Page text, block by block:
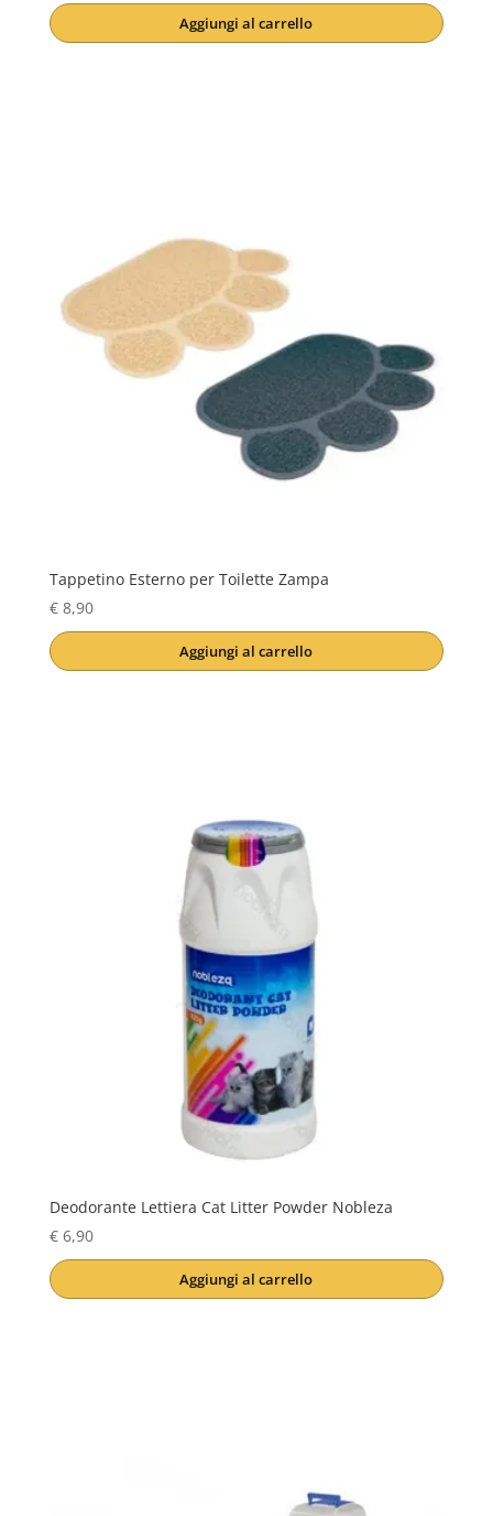
Aggiungi al carrello
Tappetino Esterno per Toilette Zampa
€8,90
Aggiungi al carrello
Deodorante Lettiera Cat Litter Powder Nobleza
€6,90
Aggiungi al carrello